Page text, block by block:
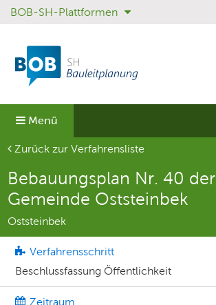
Sprungmenü
Direkt
Hauptnavigation
springen
Direkt
Inhalt
springen
BOB-SH-Plattformen
Menü
Aktuelle Seite
Zurück zur Verfahrensliste
Bebauungsplan Nr. 40 der
Gemeinde Oststeinbek
Oststeinbek
Verfahrensschritt
Beschlussfassung Öffentlichkeit
Zeitraum